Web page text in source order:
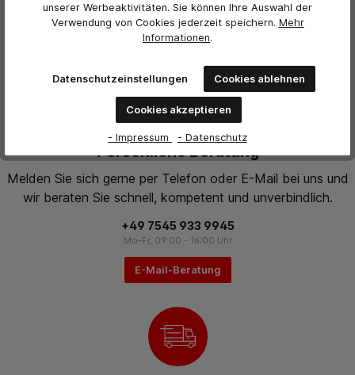
Persönliche Beratung
Melden Sie sich gerne per Telefon oder E-Mail bei uns und
wir beraten Sie schnell, kompetent und unverbindlich.
+49 7545 933 9945
Mo-Fr, 09:00 - 16:00 Uhr
E-Mail-Beratung
unserer Werbeaktivitäten. Sie können Ihre Auswahl der
Verwendung von Cookies jederzeit speichern. Mehr
Informationen.
Datenschutzeinstellungen Cookies ablehnen
Cookies akzeptieren
- Impressum - Datenschutz